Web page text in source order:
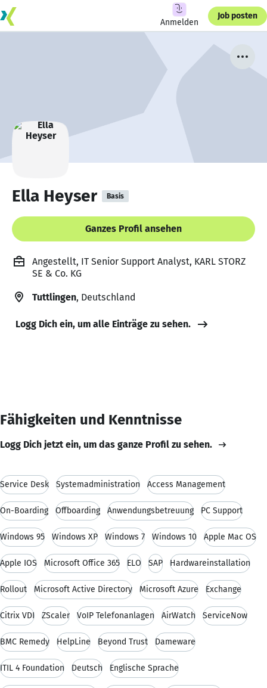
Anmelden
Job posten
Ella Heyser Basis
Ganzes Profil ansehen
Angestellt, IT Senior Support Analyst, KARL STORZ
SE & Co. KG
Tuttlingen, Deutschland
Logg Dich ein, um alle Einträge zu sehen.
Fähigkeiten und Kenntnisse
Logg Dich jetzt ein, um das ganze Profil zu sehen.
Service Desk Systemadministration Access Management
On-Boarding Offboarding Anwendungsbetreuung PC Support
Windows 95 Windows XP Windows 7 Windows 10 Apple Mac OS
Apple IOS Microsoft Office 365 ELO SAP Hardwareinstallation
Rollout Microsoft Active Directory Microsoft Azure Exchange
Citrix VDI ZScaler VoIP Telefonanlagen AirWatch ServiceNow
BMC Remedy HelpLine Beyond Trust Dameware
ITIL 4 Foundation Deutsch Englische Sprache